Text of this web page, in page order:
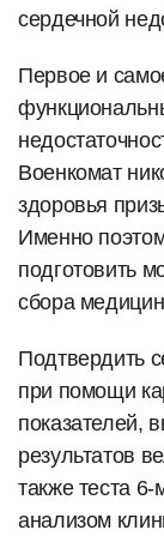
сердечной
Первое и
Военкомат
здоровья
Именно
подготовить
сбора
Подтвердить
при помощи
показателей,
результатов
также теста
анализом